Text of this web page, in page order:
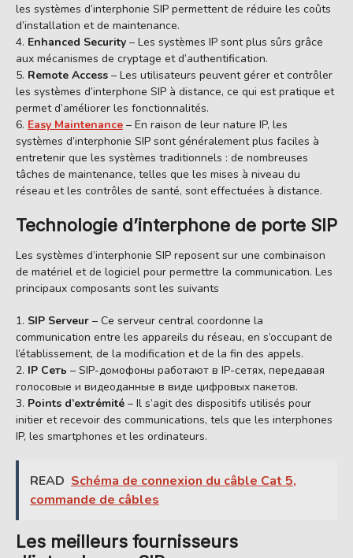
les systèmes d’interphonie SIP permettent de réduire les coûts
d’installation et de maintenance.
Enhanced Security – Les systèmes IP sont plus sûrs grâce
aux mécanismes de cryptage et d’authentification.
Remote Access – Les utilisateurs peuvent gérer et contrôler
les systèmes d’interphone SIP à distance, ce qui est pratique et
permet d’améliorer les fonctionnalités.
Easy Maintenance – En raison de leur nature IP, les
systèmes d’interphonie SIP sont généralement plus faciles à
entretenir que les systèmes traditionnels : de nombreuses
tâches de maintenance, telles que les mises à niveau du
réseau et les contrôles de santé, sont effectuées à distance.
Technologie d’interphone de porte SIP
Les systèmes d’interphonie SIP reposent sur une combinaison
de matériel et de logiciel pour permettre la communication. Les
principaux composants sont les suivants
SIP Serveur – Ce serveur central coordonne la
communication entre les appareils du réseau, en s’occupant de
l’établissement, de la modification et de la fin des appels.
IP Сеть – SIP-домофоны работают в IP-сетях, передавая
голосовые и видеоданные в виде цифровых пакетов.
Points d’extrémité – Il s’agit des dispositifs utilisés pour
initier et recevoir des communications, tels que les interphones
IP, les smartphones et les ordinateurs.
READ Schéma de connexion du câble Cat 5,
commande de câbles
Les meilleurs fournisseurs